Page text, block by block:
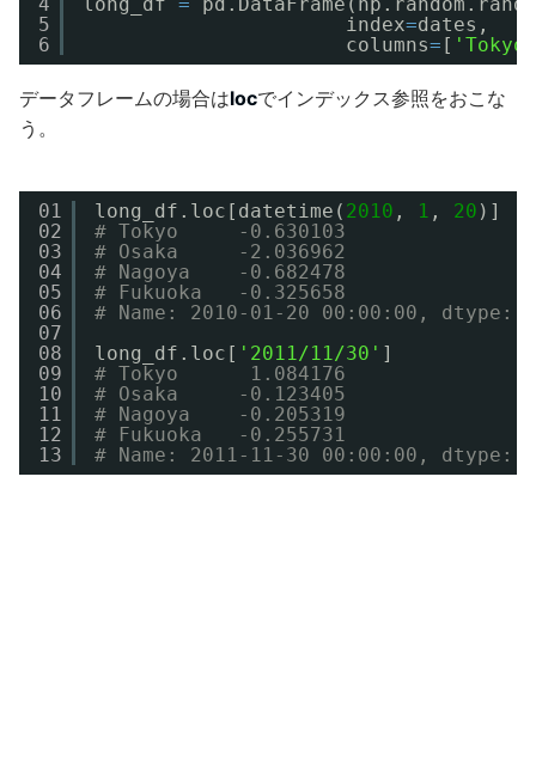
5
6
index=dates,
columns= [ 'Tokyo'
データフレームの場合はlocでインデックス参照をおこな
う。
01
02
03
04
05
06
07
08
09
10
11
12
13
long_df.loc[datetime( 2010 , 1 , 20 )]
# Tokyo     -0.630103
# Osaka     -2.036962
# Nagoya    -0.682478
# Fukuoka   -0.325658
# Name: 2010-01-20 00:00:00, dtype:
long_df.loc[ '2011/11/30' ]
# Tokyo      1.084176
# Osaka     -0.123405
# Nagoya    -0.205319
# Fukuoka   -0.255731
# Name: 2011-11-30 00:00:00, dtype: